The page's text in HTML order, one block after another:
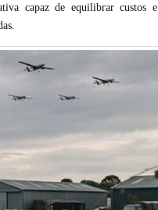
capaz de equilibrar custos e